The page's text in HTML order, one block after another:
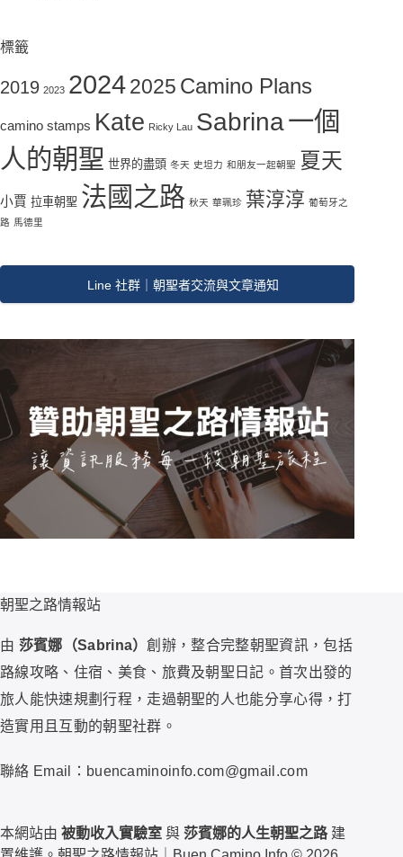
標籤
2019 2023 20242025 Camino Plans
camino stamps Kate Ricky Lau Sabrina一個
人的朝聖 世界的盡頭 冬天 史坦力 和朋友一起朝聖 夏天
小賈 拉車朝聖 法國之路 秋天 華珮珍 葉淳淳 葡萄牙之
路 馬德里
Line 社群｜朝聖者交流與文章通知
朝聖之路情報站
由 莎賓娜（Sabrina）創辦，整合完整朝聖資訊，包括
路線攻略、住宿、美食、旅費及朝聖日記。首次出發的
旅人能快速規劃行程，走過朝聖的人也能分享心得，打
造實用且互動的朝聖社群。
聯絡 Email：buencaminoinfo.com@gmail.com
本網站由 被動收入實驗室 與 莎賓娜的人生朝聖之路 建